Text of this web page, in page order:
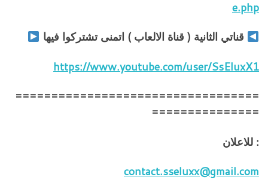
e.php
قناتي الثانية ( قناة الالعاب ) اتمنى تشتركوا فيها
https://www.youtube.com/user/SsEluxX1
==================================
===============
: للاعلان
contact.sseluxx@gmail.com